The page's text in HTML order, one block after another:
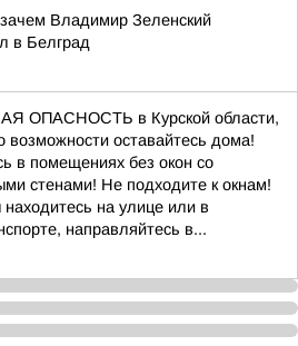
Владимир Зеленский
в Белград
ОПАСНОСТЬ в Курской области,
возможности оставайтесь дома!
в помещениях без окон со
стенами! Не подходите к окнам!
на улице или в
направляйтесь в...